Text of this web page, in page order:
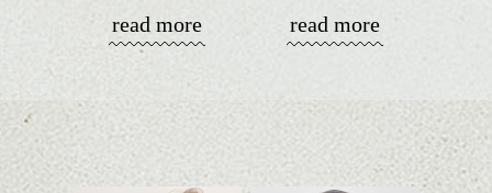
これからのスタイルチェ
ンジの事、髪質に合った
下さいね。
お待ちしております。
って毎日のお手入れも簡
単になりますよ。
スタイリングも簡単で、
ワックスとオイル、バー
のも良い感じです。
グの事やお手入れ方法な
是非なんでもご相談して
やっぱりボブでお手入れ
しやすいスタイルだと毎
あご下のラインでやや長
さを残したボブは雰囲気
read more
コンパクトなフォルムが
いろんなシーンに雰囲気
をだしやすくスタイリン
グも簡単で良いので朝の
時短にも◎
read more